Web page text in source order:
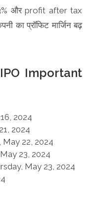
और profit after tax
का प्रॉफिट मार्जिन बढ़
Important
2024
2024
22, 2024
23, 2024
May 23, 2024